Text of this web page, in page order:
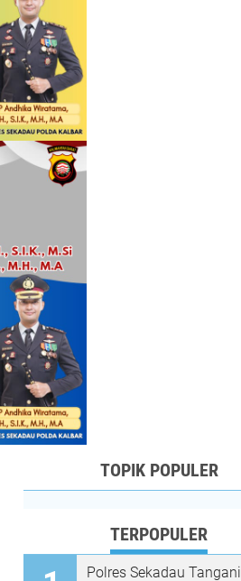
TOPIK POPULER
TERPOPULER
Polres Sekadau Tangani